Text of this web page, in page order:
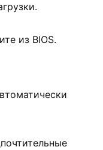
из BIOS.